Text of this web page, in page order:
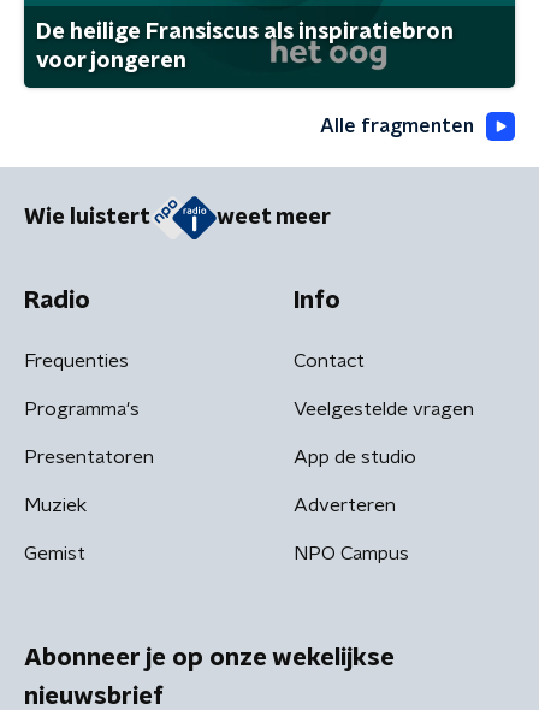
De heilige Fransiscus als inspiratiebron
voor jongeren
Alle fragmenten
Wie luistert weet meer
Radio
Frequenties
Programma's
Presentatoren
Muziek
Gemist
Info
Contact
Veelgestelde vragen
App de studio
Adverteren
NPO Campus
Abonneer je op onze wekelijkse
nieuwsbrief